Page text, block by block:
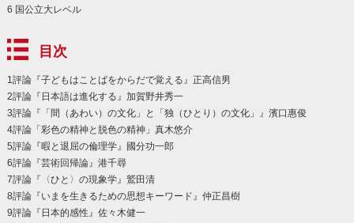
6 国公立大レベル
目次
1評論『子どもはことばをからだで覚える』正高信男
2評論『日本語は進化する』加賀野井秀一
3評論『「間（あわい）の文化」と「独（ひとり）の文化」』濱口惠俊
4評論「彩色の精神と脱色の精神」真木悠介
5評論『暇と退屈の倫理学』國分功一郎
6評論『芸術回帰論』港千尋
7評論『〈ひと〉の現象学』鷲田清
8評論『いまを生きるための思想キーワード』仲正昌樹
9評論『日本的感性』佐々木健一